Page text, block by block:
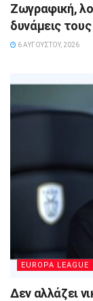
Ζωγραφική,
δυνάμεις
6 ΑΥΓΟΎΣΤΟΥ, 2026
EUROPA LEAGUE
Δεν αλλάζει